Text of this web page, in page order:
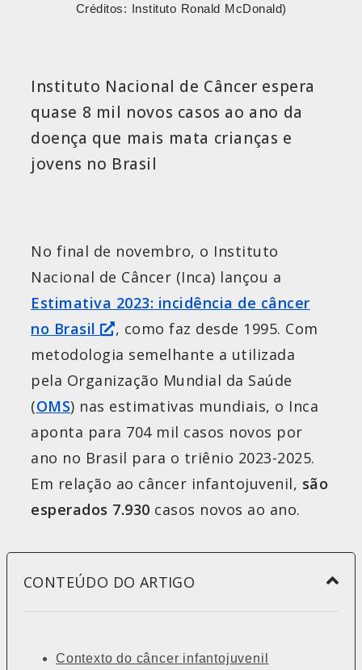
Créditos: Instituto Ronald McDonald)
Instituto Nacional de Câncer espera
quase 8 mil novos casos ao ano da
doença que mais mata crianças e
jovens no Brasil
No final de novembro, o Instituto
Nacional de Câncer (Inca) lançou a
Estimativa 2023: incidência de câncer
no Brasil
, como faz desde 1995. Com
metodologia semelhante a utilizada
pela Organização Mundial da Saúde
(OMS) nas estimativas mundiais, o Inca
aponta para 704 mil casos novos por
ano no Brasil para o triênio 2023-2025.
Em relação ao câncer infantojuvenil, são
esperados 7.930 casos novos ao ano.
CONTEÚDO DO ARTIGO
Contexto do câncer infantojuvenil